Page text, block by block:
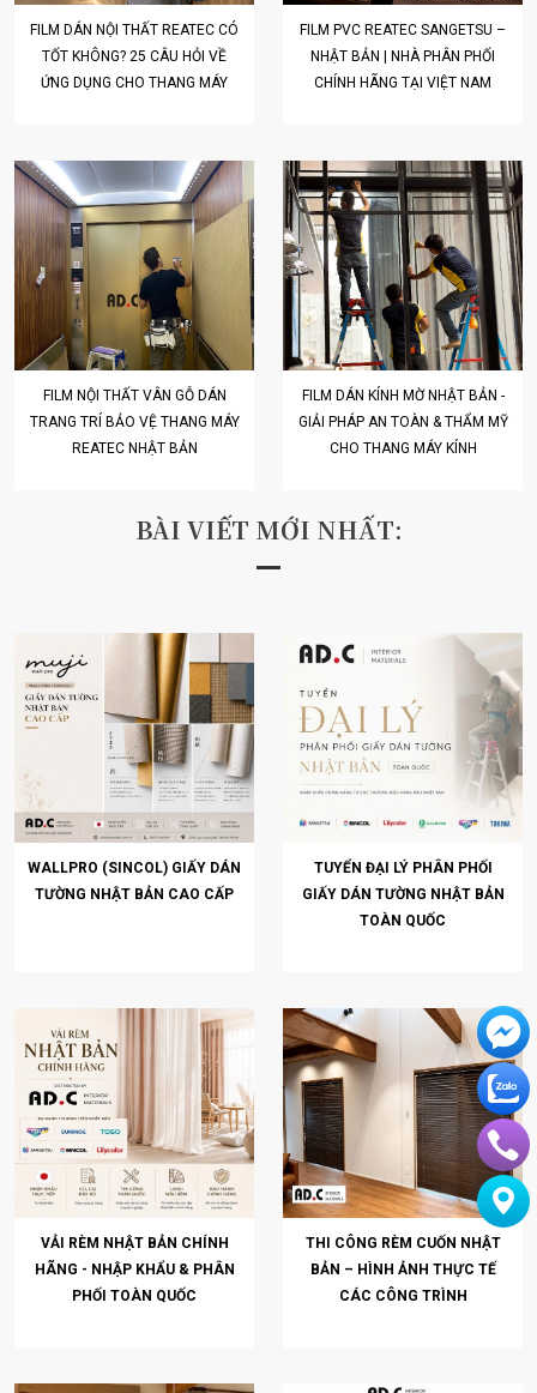
FILM DÁN NỘI THẤT REATEC CÓ
TỐT KHÔNG? 25 CÂU HỎI VỀ
ỨNG DỤNG CHO THANG MÁY
FILM PVC REATEC SANGETSU –
NHẬT BẢN | NHÀ PHÂN PHỐI
CHÍNH HÃNG TẠI VIỆT NAM
FILM NỘI THẤT VÂN GỖ DÁN
TRANG TRÍ BẢO VỆ THANG MÁY
REATEC NHẬT BẢN
FILM DÁN KÍNH MỜ NHẬT BẢN -
GIẢI PHÁP AN TOÀN & THẨM MỸ
CHO THANG MÁY KÍNH
BÀI VIẾT MỚI NHẤT:
WALLPRO (SINCOL) GIẤY DÁN
TƯỜNG NHẬT BẢN CAO CẤP
TUYỂN ĐẠI LÝ PHÂN PHỐI
GIẤY DÁN TƯỜNG NHẬT BẢN
TOÀN QUỐC
VẢI RÈM NHẬT BẢN CHÍNH
HÃNG - NHẬP KHẨU & PHÂN
PHỐI TOÀN QUỐC
THI CÔNG RÈM CUỐN NHẬT
BẢN – HÌNH ẢNH THỰC TẾ
CÁC CÔNG TRÌNH